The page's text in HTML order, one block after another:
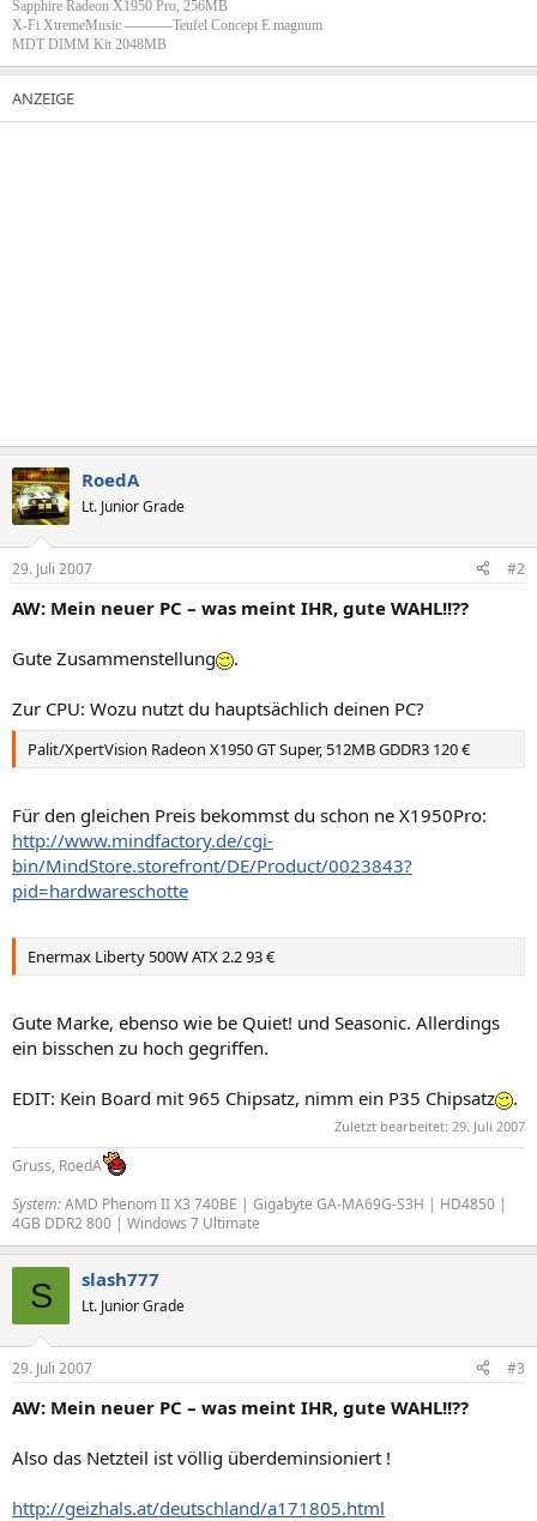
Sapphire Radeon X1950 Pro, 256MB
X-Fi XtremeMusic ----------Teufel Concept E magnum
MDT DIMM Kit 2048MB
RoedA
Lt. Junior Grade
29. Juli 2007 #2
AW: Mein neuer PC – was meint IHR, gute WAHL!!??
Gute Zusammenstellung .
Zur CPU: Wozu nutzt du hauptsächlich deinen PC?
Palit/XpertVision Radeon X1950 GT Super, 512MB GDDR3 120 €
Für den gleichen Preis bekommst du schon ne X1950Pro:
http://www.mindfactory.de/cgi-
bin/MindStore.storefront/DE/Product/0023843?
pid=hardwareschotte
Enermax Liberty 500W ATX 2.2 93 €
Gute Marke, ebenso wie be Quiet! und Seasonic. Allerdings
ein bisschen zu hoch gegriffen.
EDIT: Kein Board mit 965 Chipsatz, nimm ein P35 Chipsatz .
Zuletzt bearbeitet: 29. Juli 2007
Gruss, RoedA
System:AMD Phenom II X3 740BE | Gigabyte GA-MA69G-S3H | HD4850 |
4GB DDR2 800 | Windows 7 Ultimate
S slash777
Lt. Junior Grade
29. Juli 2007 #3
AW: Mein neuer PC – was meint IHR, gute WAHL!!??
Also das Netzteil ist völlig überdeminsioniert !
http://geizhals.at/deutschland/a171805.html